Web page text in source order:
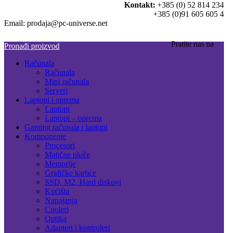
Kontakt: +385 (0) 52 814 234
+385 (0)91 605 605 4
Email: prodaja@pc-universe.net
Pratite nas na
Pronađi proizvod
Računala
Računala
Mini računala
Serveri
Laptopi i oprema
Laptopi
Laptopi – oprema
Gaming računala i laptopi
Komponente
Procesori
Matične ploče
Memorije
Grafičke kartice
SSD, M2, Hard diskovi
Kućišta
Napajanja
Cooleri
Optika
Adapteri i kontroleri